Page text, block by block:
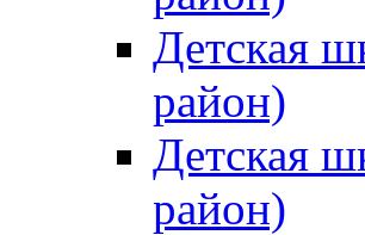
Детская
район)
Детская
район)